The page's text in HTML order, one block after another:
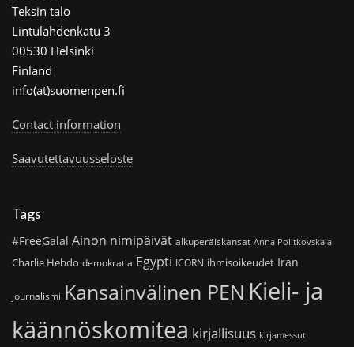
Teksin talo
Lintulahdenkatu 3
00530 Helsinki
Finland
info(at)suomenpen.fi
Contact information
Saavutettavuusseloste
Tags
#FreeGalal Ainon nimipäivät alkuperäiskansat Anna Politkovskaja
Charlie Hebdo demokratia Egypti ICORN ihmisoikeudet Iran
journalismi Kansainvälinen PEN Kieli- ja
käännöskomitea kirjallisuus kirjamessut